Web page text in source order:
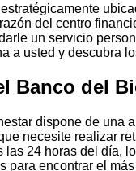
del centro
un servicio
a usted y descubra
Banco del
dispone de una
necesite realizar
24 horas del día,
para encontrar el